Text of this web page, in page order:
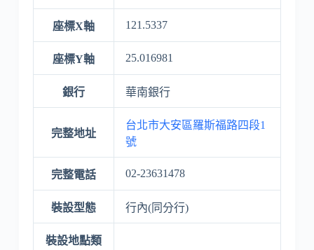
座標X軸 121.5337
座標Y軸 25.016981
銀行 華南銀行
完整地址
台北市大安區羅斯福路四段1
號
完整電話 02-23631478
裝設型態 行內(同分行)
裝設地點類